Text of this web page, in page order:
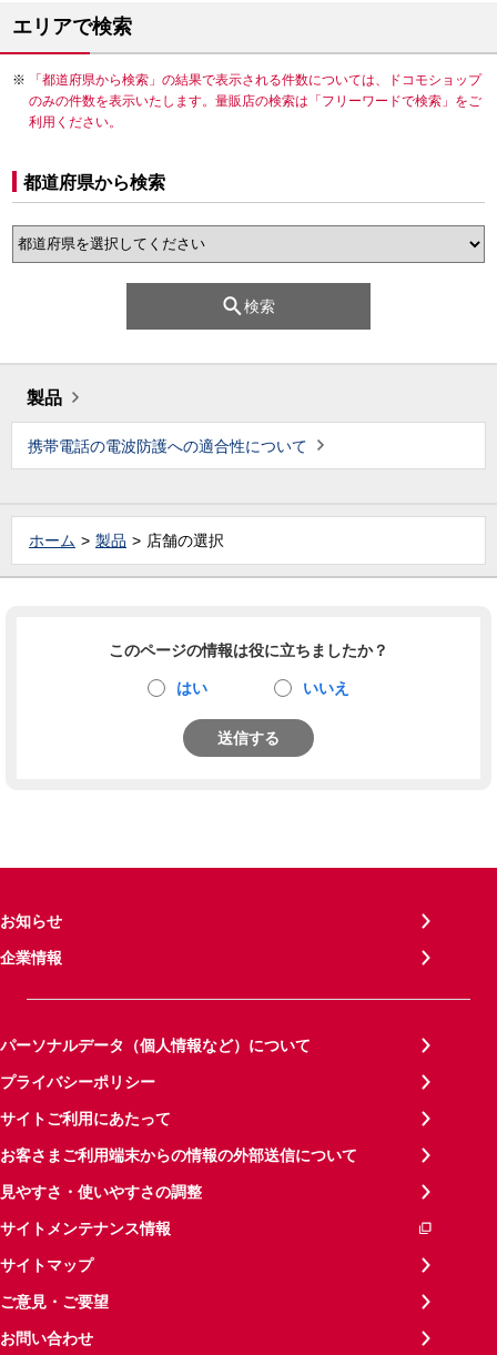
エリアで検索
「都道府県から検索」の結果で表示される件数については、ドコモショップ
のみの件数を表示いたします。量販店の検索は「フリーワードで検索」をご
利用ください。
都道府県から検索
検索
製品
携帯電話の電波防護への適合性について
ホーム 製品 店舗の選択
このページの情報は役に立ちましたか？
はい いいえ
送信する
お知らせ
企業情報
パーソナルデータ（個人情報など）について
プライバシーポリシー
サイトご利用にあたって
お客さまご利用端末からの情報の外部送信について
見やすさ・使いやすさの調整
サイトメンテナンス情報
サイトマップ
ご意見・ご要望
お問い合わせ